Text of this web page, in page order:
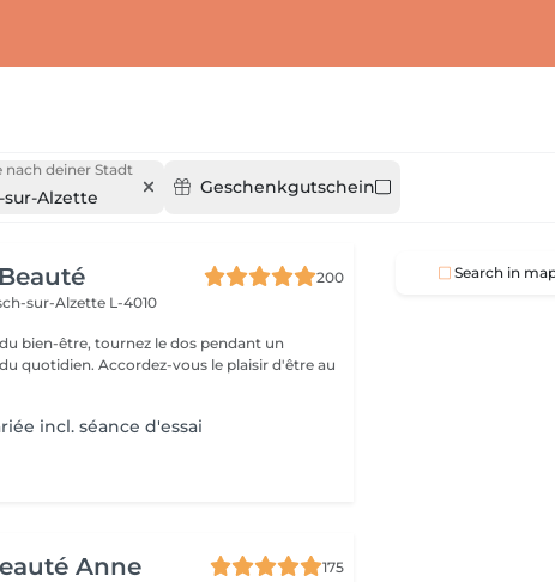
nach deiner Stadt
sur-Alzette Geschenkgutschein
200
sur-Alzette L-4010
bien-être, tournez le dos pendant un
vous le plaisir d'être au
incl. séance d'essai
Anne
175
Search in